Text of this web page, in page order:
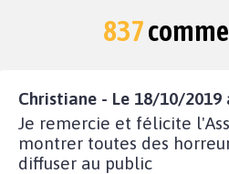
837
Christiane - Le 18/10/2019
Je remercie et félicite
montrer toutes des
diffuser au public